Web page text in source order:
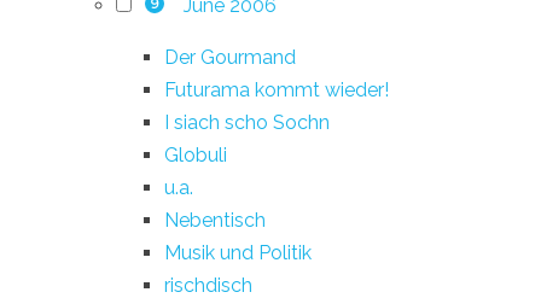
9 June 2006
Der Gourmand
Futurama kommt wieder!
I siach scho Sochn
Globuli
u.a.
Nebentisch
Musik und Politik
rischdisch